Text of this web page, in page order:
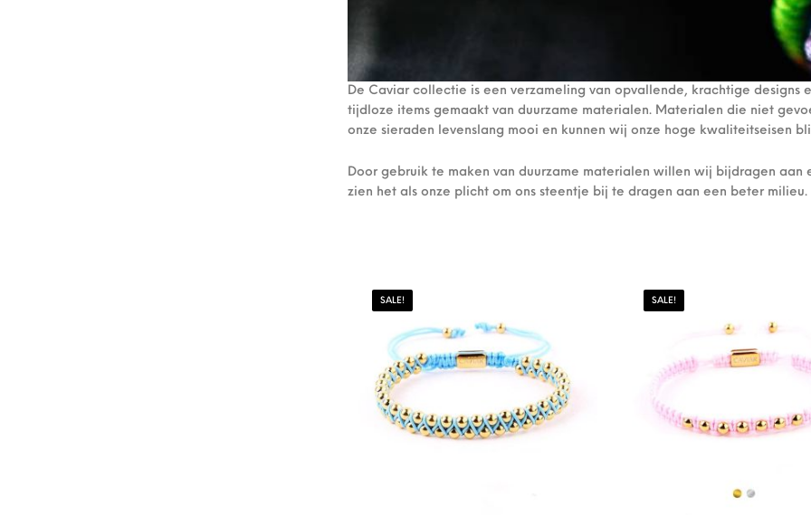
De Caviar collectie is een verzameling van opvallende, krachtige designs
tijdloze items gemaakt van duurzame materialen. Materialen die niet
onze sieraden levenslang mooi en kunnen wij onze hoge kwaliteitseisen
Door gebruik te maken van duurzame materialen willen wij bijdragen aan
zien het als onze plicht om ons steentje bij te dragen aan een beter milieu.
SALE! SALE!